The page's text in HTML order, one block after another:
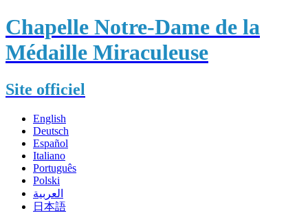
Chapelle Notre-Dame de la
Médaille Miraculeuse
Site officiel
English
Deutsch
Español
Italiano
Português
Polski
العربية
日本語